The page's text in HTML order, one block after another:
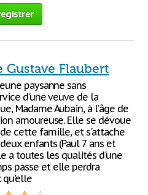
Flaubert
paysanne sans
d'une veuve de la
Madame Aubain, à l’âge de
amoureuse. Elle se dévoue
cette famille, et s'attache
enfants (Paul 7 ans et
a toutes les qualités d'une
passe et elle perdra
qu'elle